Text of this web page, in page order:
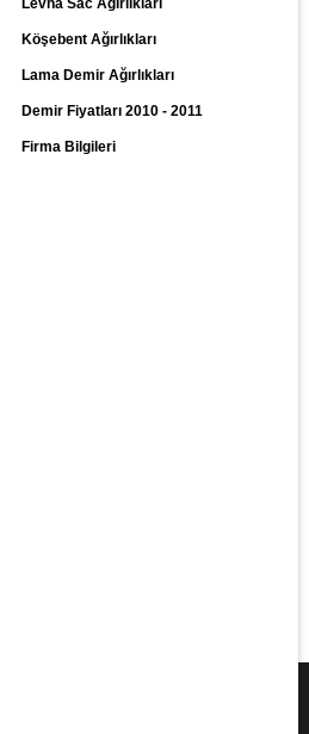
Levha Sac Ağırlıkları
Köşebent Ağırlıkları
Lama Demir Ağırlıkları
Demir Fiyatları 2010 - 2011
Firma Bilgileri